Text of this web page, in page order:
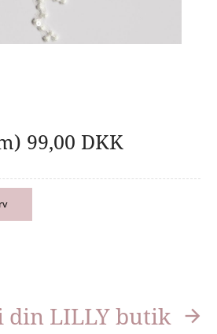
99,00 DKK
din LILLY butik